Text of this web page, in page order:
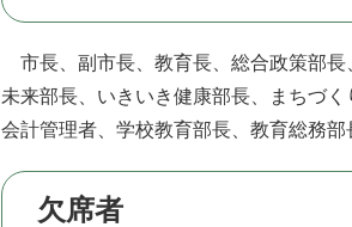
市長、副市長、教育長、総合政策部長
未来部長、いきいき健康部長、まちづ
会計管理者、学校教育部長、教育総務
欠席者